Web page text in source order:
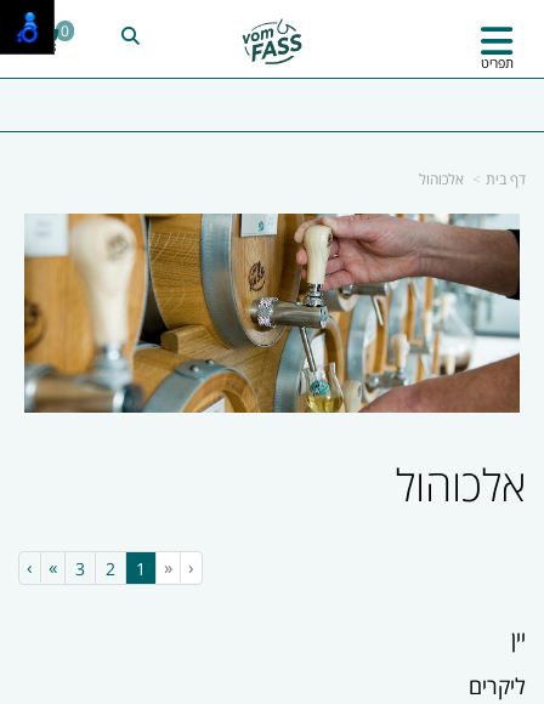
תפריט
0
דף בית אלכוהול
אלכוהול
‹
«
1
2
3
»
›
יין
ליקרים